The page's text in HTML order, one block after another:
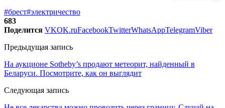
#брест#электричество
683
Поделится VKOK.ruFacebookTwitterWhatsAppTelegramViber
Предыдущая запись
На аукционе Sotheby’s продают метеорит, найденный в
Беларуси. Посмотрите, как он выглядит
Следующая запись